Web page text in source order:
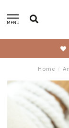
MENU
Home /